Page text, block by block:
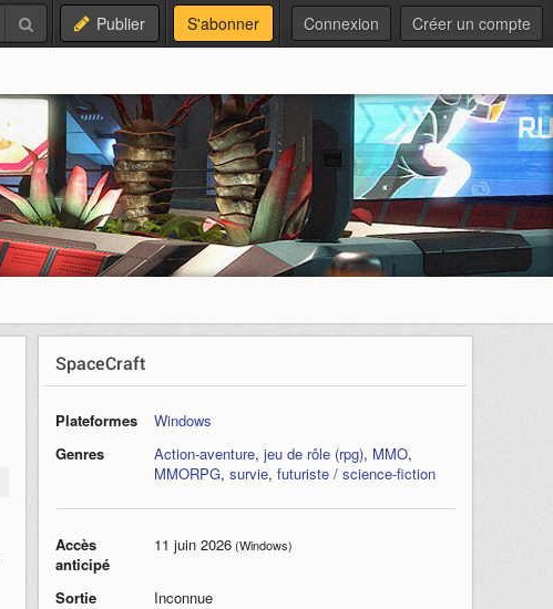
Publier S'abonner Connexion Créer un compte
SpaceCraft
Plateformes
Windows
Genres
Action-aventure, jeu de rôle (rpg), MMO,
MMORPG, survie, futuriste / science-fiction
Accès
anticipé
11 juin 2026(Windows)
Sortie Inconnue